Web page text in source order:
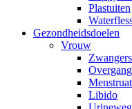
Plastuiten
Gezondheidsdoelen
Vrouw
Libido